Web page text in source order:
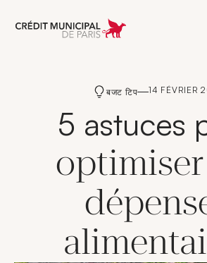
Aller à
बजट टिप 14 FÉVRIER
5 astuces
optimiser